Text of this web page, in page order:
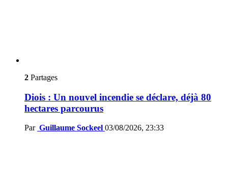
2 Partages
Diois : Un nouvel incendie se déclare, déjà 80
hectares parcourus
Par Guillaume Sockeel 03/08/2026, 23:33